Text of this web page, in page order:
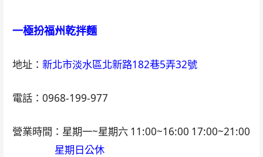
一極扮福州乾拌麵
地址： 新北市淡水區北新路182巷5弄32號
電話：0968-199-977
營業時間：星期一~星期六 11:00~16:00 17:00~21:00
星期日公休